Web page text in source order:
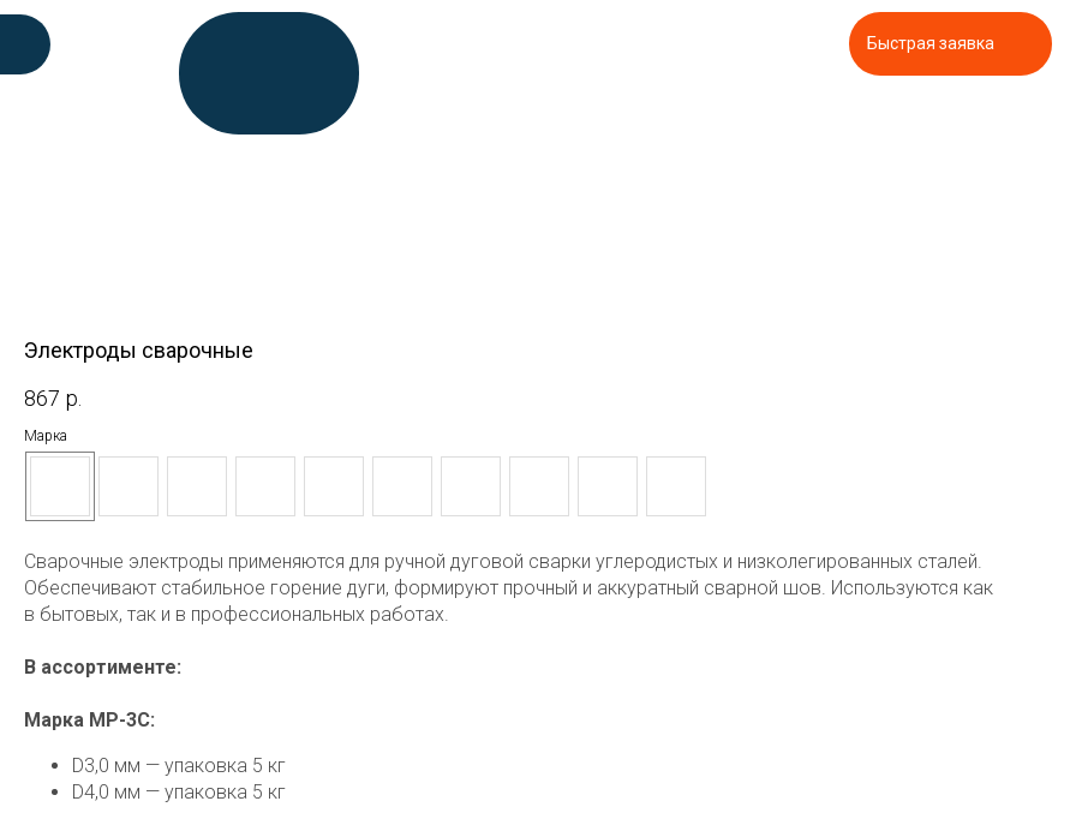
Быстрая заявка
Электроды сварочные
867 р.
Марка
Сварочные электроды применяются для ручной дуговой сварки углеродистых и низколегированных сталей.
Обеспечивают стабильное горение дуги, формируют прочный и аккуратный сварной шов. Используются как
в бытовых, так и в профессиональных работах.
В ассортименте:
Марка МР-3С:
D3,0 мм — упаковка 5 кг
D4,0 мм — упаковка 5 кг